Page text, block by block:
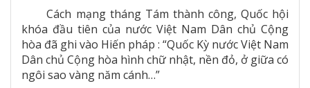
Cách mạng tháng Tám thành công, Quốc hội
khóa đầu tiên của nước Việt Nam Dân chủ Cộng
hòa đã ghi vào Hiến pháp : “Quốc Kỳ nước Việt Nam
Dân chủ Cộng hòa hình chữ nhật, nền đỏ, ở giữa có
ngôi sao vàng năm cánh…”